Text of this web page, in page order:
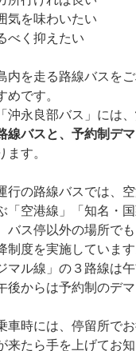
気を味わいたい
べく抑えたい
内を走る路線バスを
めです。
沖永良部バス」には、
線バスと、予約制デ
ます。
行の路線バスでは、
「空港線」「知名・
バス停以外の場所で
制度を実施しています
マル線」の３路線は
後からは予約制のデ
車時には、停留所でお
来たら手を上げてお